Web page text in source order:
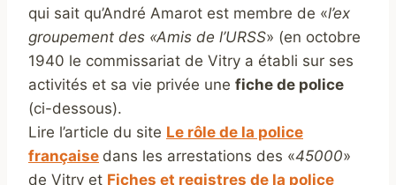
qui sait qu’André Amarot est membre de «l’ex
groupement des «Amis de l’URSS» (en octobre
1940 le commissariat de Vitry a établi sur ses
activités et sa vie privée une fiche de police
(ci-dessous).
Lire l’article du site Le rôle de la police
française dans les arrestations des «45000»
de Vitry et Fiches et registres de la police